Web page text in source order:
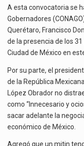
A esta convocatoria se
Gobernadores
Querétaro, Francisco
de la presencia de los
Ciudad de México en
Por su parte, el
de la República
López Obrador no
como “Innecesario y
sacar adelante la
económico de México.
Agregó que un mitin